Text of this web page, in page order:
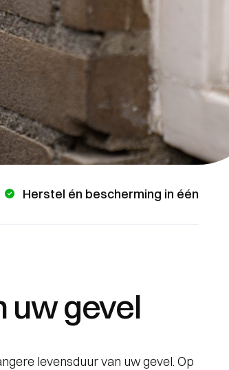
Herstel én bescherming in één
uw gevel
levensduur van uw gevel. Op